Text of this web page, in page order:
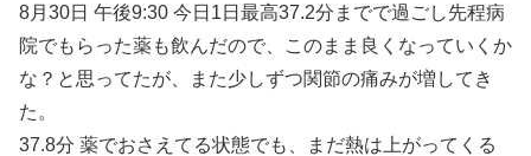
8月30日 午後9:30 今日1日最高37.2分までで過ごし先程病
院でもらった薬も飲んだので、このまま良くなっていくか
な？と思ってたが、また少しずつ関節の痛みが増してき
た。
37.8分 薬でおさえてる状態でも、まだ熱は上がってくる